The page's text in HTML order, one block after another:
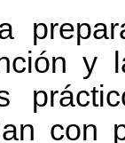
y
con